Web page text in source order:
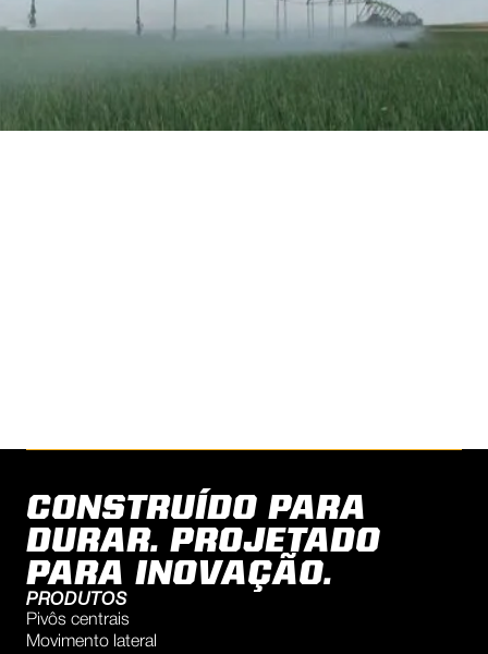
CONSTRUÍDO PARA
DURAR. PROJETADO
PARA INOVAÇÃO.
PRODUTOS
Pivôs centrais
Movimento lateral